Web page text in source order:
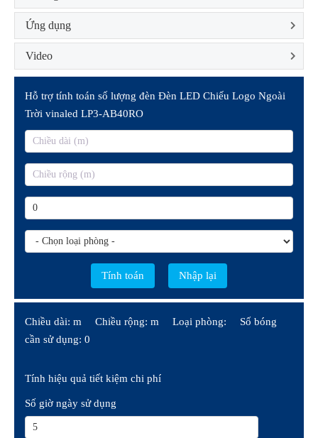
Ứng dụng
Video
Hỗ trợ tính toán số lượng đèn Đèn LED Chiếu Logo Ngoài
Trời vinaled LP3-AB40RO
Chiều dài: m Chiều rộng: m Loại phòng:
Số bóng
cần sử dụng: 0
Tính hiệu quả tiết kiệm chi phí
Số giờ ngày sử dụng